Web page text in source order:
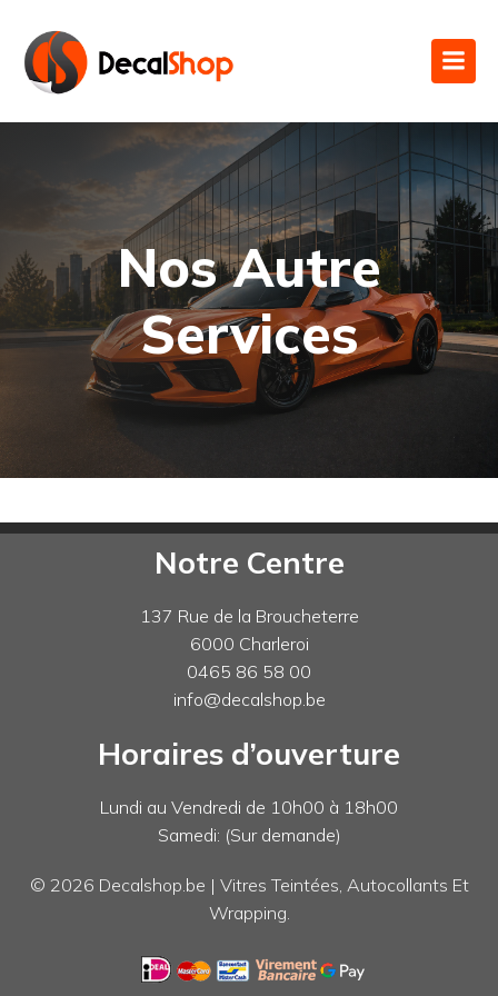
Nos Autre
Services
Notre Centre
137 Rue de la Broucheterre
6000 Charleroi
0465 86 58 00
info@decalshop.be
Horaires d’ouverture
Lundi au Vendredi de 10h00 à 18h00
Samedi: (Sur demande)
© 2026 Decalshop.be | Vitres Teintées, Autocollants Et
Wrapping.